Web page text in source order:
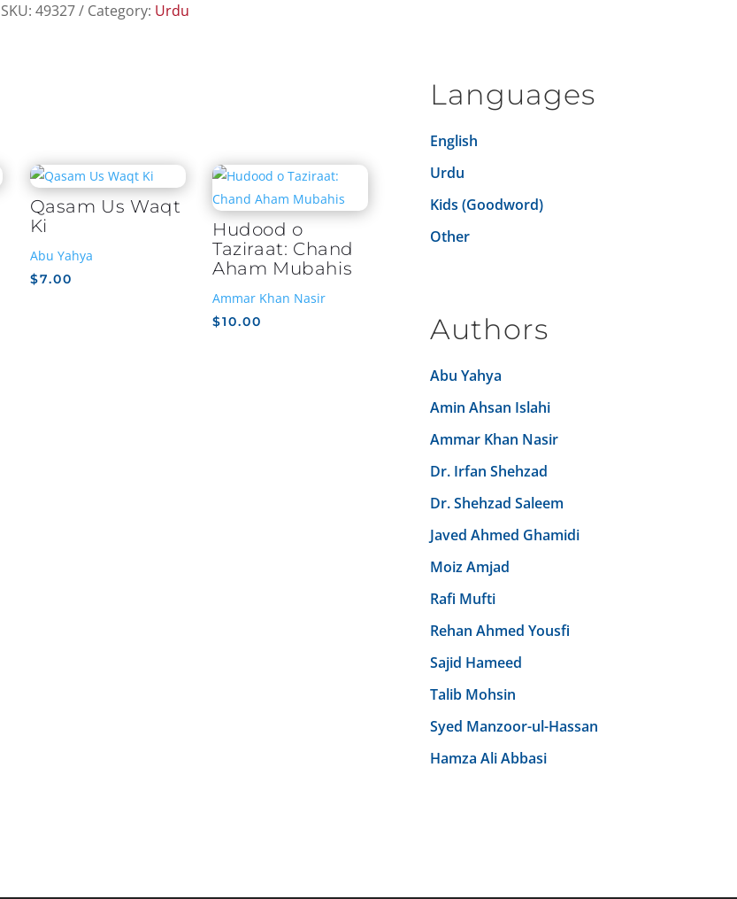
SKU: 49327 Category: Urdu
Qasam Us Waqt
Ki
Abu Yahya
$7.00
Hudood o
Taziraat: Chand
Aham Mubahis
Ammar Khan Nasir
$10.00
Languages
English
Urdu
Kids (Goodword)
Other
Authors
Abu Yahya
Amin Ahsan Islahi
Ammar Khan Nasir
Dr. Irfan Shehzad
Dr. Shehzad Saleem
Javed Ahmed Ghamidi
Moiz Amjad
Rafi Mufti
Rehan Ahmed Yousfi
Sajid Hameed
Talib Mohsin
Syed Manzoor-ul-Hassan
Hamza Ali Abbasi